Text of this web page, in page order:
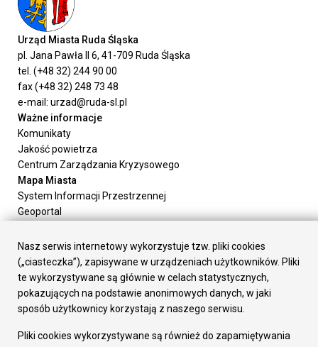
Urząd Miasta Ruda Śląska
pl. Jana Pawła II 6, 41-709 Ruda Śląska
tel. (+48 32) 244 90 00
fax (+48 32) 248 73 48
e-mail: urzad@ruda-sl.pl
Ważne informacje
Komunikaty
Jakość powietrza
Centrum Zarządzania Kryzysowego
Mapa Miasta
System Informacji Przestrzennej
Geoportal
Załatw sprawę
Prezydent Miasta
Rada Miasta
Wydziały
Elektroniczna Skrzynka Podawcza
Gospodarka
Nasz serwis internetowy wykorzystuje tzw. pliki cookies
(„ciasteczka”), zapisywane w urządzeniach użytkowników. Pliki
te wykorzystywane są głównie w celach statystycznych,
pokazujących na podstawie anonimowych danych, w jaki
sposób użytkownicy korzystają z naszego serwisu.
Pliki cookies wykorzystywane są również do zapamiętywania